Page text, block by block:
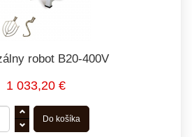
robot B20-400V
1 033,20 €